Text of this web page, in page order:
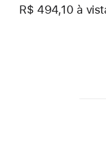
R$ 494,10 à